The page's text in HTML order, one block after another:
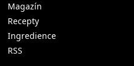
Magazín
Recepty
Ingredience
RSS